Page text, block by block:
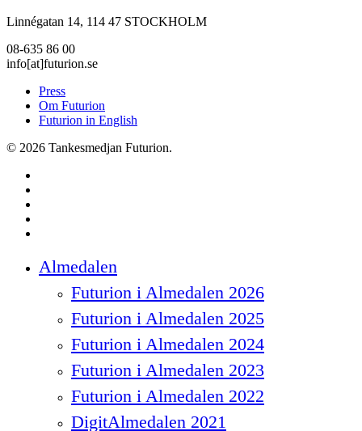
Linnégatan 14, 114 47 STOCKHOLM
08-635 86 00
info[at]futurion.se
Press
Om Futurion
Futurion in English
© 2026 Tankesmedjan Futurion.
Menu
Almedalen
Futurion i Almedalen 2026
Futurion i Almedalen 2025
Futurion i Almedalen 2024
Futurion i Almedalen 2023
Futurion i Almedalen 2022
DigitAlmedalen 2021